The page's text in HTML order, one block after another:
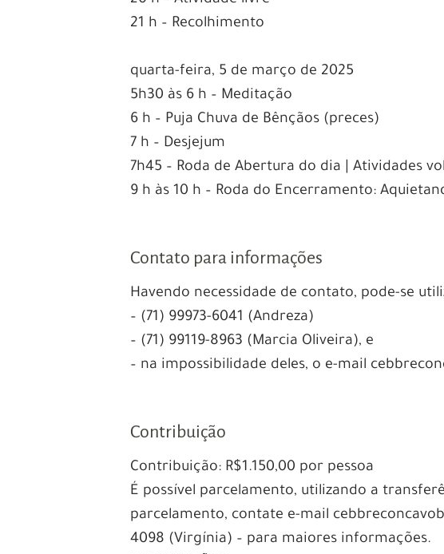
21 h – Recolhimento
quarta-feira, 5 de março de 2025
5h30 às 6 h – Meditação
6 h – Puja Chuva de Bênçãos (preces)
7 h – Desjejum
7h45 – Roda de Abertura do dia | Atividades
9 h às 10 h – Roda do Encerramento:
Contato para informações
Havendo necessidade de contato, pode-se
– (71) 99973-6041 (Andreza)
– (71) 99119-8963 (Marcia Oliveira), e
– na impossibilidade deles, o e-mail
Contribuição
Contribuição: R$1.150,00 por pessoa
É possível parcelamento, utilizando a
parcelamento, contate e-mail
4098 (Virgínia) – para maiores informações.